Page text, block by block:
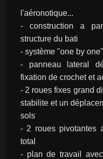
l'aéronotique...
- construction a
structure du bati
- système "one by
- panneau lateral
fixation de crochet et
- 2 roues fixes grand
stabilite et un
sols
- 2 roues pivotantes
total
- plan de travail